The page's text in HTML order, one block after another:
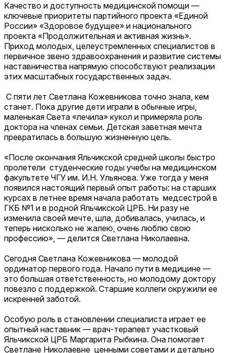
Качество и доступность медицинской помощи —
ключевые приоритеты партийного проекта «Единой
России» «Здоровое будущее» и национального
проекта «Продолжительная и активная жизнь».
Приход молодых, целеустремленных специалистов в
первичное звено здравоохранения и развитие системы
наставничества напрямую способствуют реализации
этих масштабных государственных задач.
С пяти лет Светлана Кожевникова точно знала, кем
станет. Пока другие дети играли в обычные игры,
маленькая Света «лечила» кукол и примеряла роль
доктора на членах семьи. Детская заветная мечта
превратилась в большую жизненную цель.
«После окончания Яльчикской средней школы быстро
пролетели студенческие годы учебы на медицинском
факультете ЧГУ им. И.Н. Ульянова. Уже тогда у меня
появился настоящий первый опыт работы: на старших
курсах в летнее время начала работать медсестрой в
ГКБ №1 и в родной Яльчикской ЦРБ. Ни разу не
изменила своей мечте, шла, добивалась, училась, и
теперь нисколько не жалею, очень люблю свою
профессию», — делится Светлана Николаевна.
Сегодня Светлана Кожевникова — молодой
ординатор первого года. Начало пути в медицине —
это большая ответственность, но молодому доктору
повезло с поддержкой. Старшие коллеги окружили ее
искренней заботой.
Особую роль в становлении специалиста играет ее
опытный наставник — врач-терапевт участковый
Яльчикской ЦРБ Маргарита Рыбкина. Она помогает
Светлане Николаевне ценными советами и детально